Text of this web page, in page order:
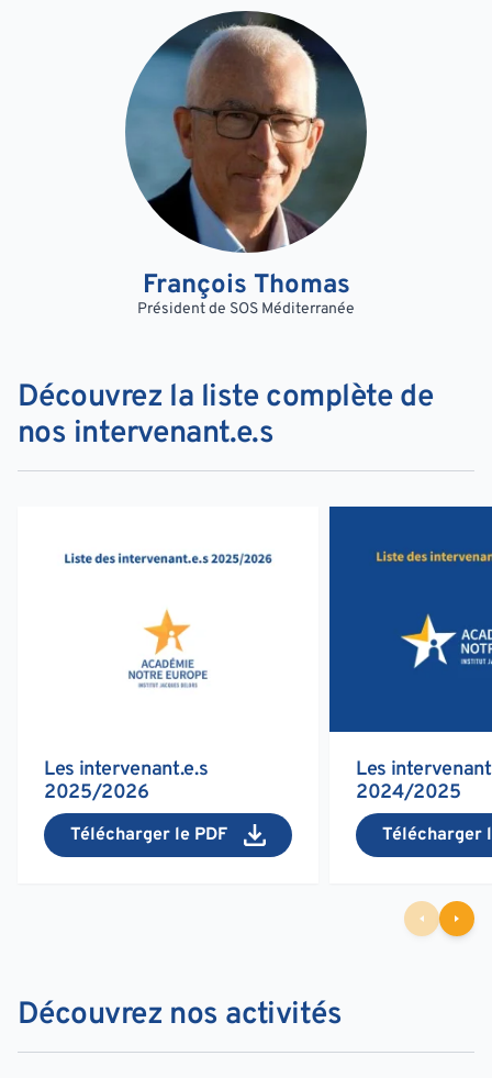
François Thomas
Président de SOS Méditerranée
Découvrez la liste complète de
nos intervenant.e.s
Les intervenant.e.s
2025/2026
Télécharger le PDF
Les
2024/2025
Télécharger
Découvrez nos activités